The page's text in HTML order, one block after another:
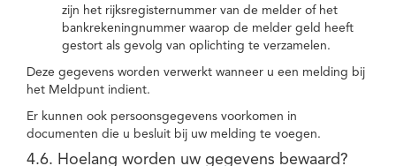
zijn het rijksregisternummer van de melder of het
bankrekeningnummer waarop de melder geld heeft
gestort als gevolg van oplichting te verzamelen.
Deze gegevens worden verwerkt wanneer u een melding bij
het Meldpunt indient.
Er kunnen ook persoonsgegevens voorkomen in
documenten die u besluit bij uw melding te voegen.
4.6. Hoelang worden uw gegevens bewaard?